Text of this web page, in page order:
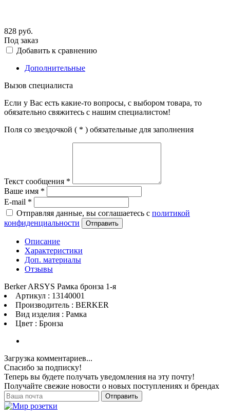
828 руб.
Под заказ
Добавить к сравнению
Дополнительные
Вызов специалиста
Если у Вас есть какие-то вопросы, с выбором товара, то
обязательно свяжитесь с нашим специалистом!
Поля со звездочкой ( * ) обязательные для заполнения
Текст сообщения *
Ваше имя *
E-mail *
Отправляя данные, вы соглашаетесь с политикой
конфиденциальности
Отправить
Описание
Характеристики
Доп. материалы
Отзывы
Berker ARSYS Рамка бронза 1-я
Артикул : 13140001
Производитель : BERKER
Вид изделия : Рамка
Цвет : Бронза
Загрузка комментариев...
Спасибо за подписку!
Теперь вы будете получать уведомления на эту почту!
Получайте свежие новости о новых поступлениях и брендах
Отправить